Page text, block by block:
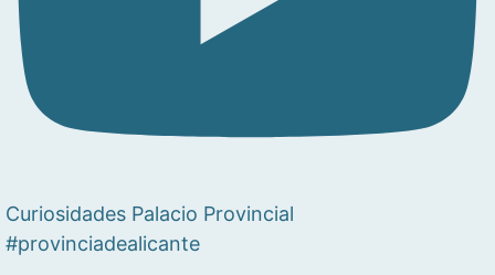
Curiosidades Palacio Provincial
#provinciadealicante